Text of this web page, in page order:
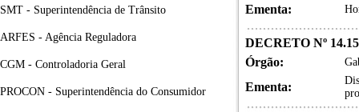
SMT - Superintendência de Trânsito
ARFES - Agência Reguladora
CGM - Controladoria Geral
PROCON - Superintendência do Consumidor
Ementa:
DECRETO Nº
Órgão:
Ementa: